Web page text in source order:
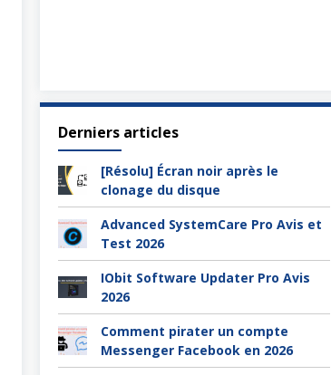
Derniers articles
[Résolu] Écran noir après le
clonage du disque
Advanced SystemCare Pro Avis et
Test 2026
IObit Software Updater Pro Avis
2026
Comment pirater un compte
Messenger Facebook en 2026